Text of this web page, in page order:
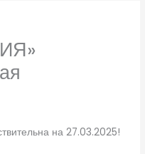
на 27.03.2025!